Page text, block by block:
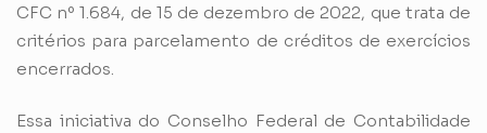
CFC nº 1.684, de 15 de dezembro de 2022, que trata de
critérios para parcelamento de créditos de exercícios
encerrados.
Essa iniciativa do Conselho Federal de Contabilidade